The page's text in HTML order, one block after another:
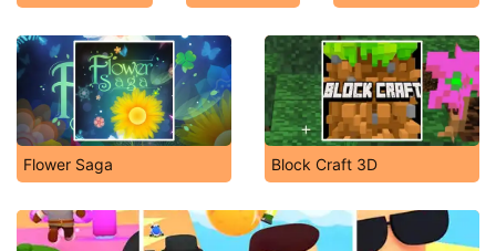
Flower Saga Block Craft 3D